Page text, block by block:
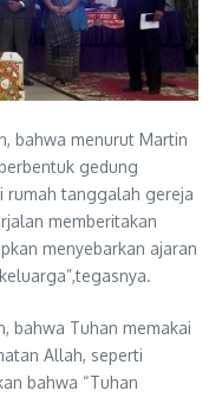
bahwa menurut Martin
gedung
rumah tanggalah gereja
memberitakan
menyebarkan ajaran
bahwa Tuhan memakai
Allah, seperti
bahwa “Tuhan